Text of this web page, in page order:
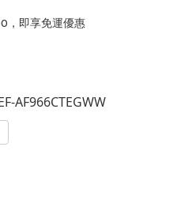
，即享免運優惠
AF966CTEGWW